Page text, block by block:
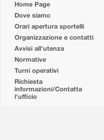
Home Page
Dove siamo
Orari apertura sportelli
Organizzazione e contatti
Avvisi all'utenza
Normative
Turni operativi
Richiesta
informazioni/Contatta
l'ufficio